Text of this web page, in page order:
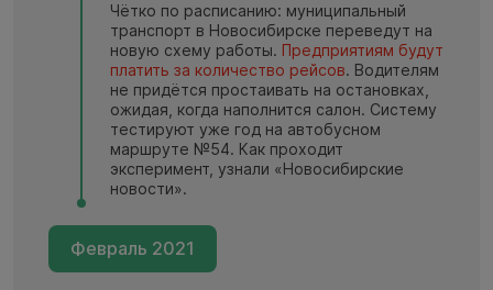
Чётко по расписанию: муниципальный
транспорт в Новосибирске переведут на
новую схему работы. Предприятиям будут
платить за количество рейсов. Водителям
не придётся простаивать на остановках,
ожидая, когда наполнится салон. Систему
тестируют уже год на автобусном
маршруте №54. Как проходит
эксперимент, узнали «Новосибирские
новости».
Февраль 2021